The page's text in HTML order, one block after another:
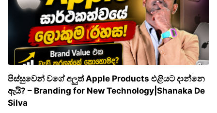
පිස්සුවෙන් වගේ අලුත් Apple Products එළියට දාන්නෙ
ඇයි? – Branding for New Technology|Shanaka De
Silva